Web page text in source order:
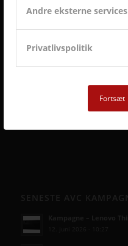
Andre eksterne services
Privatlivspolitik
Fortsæt